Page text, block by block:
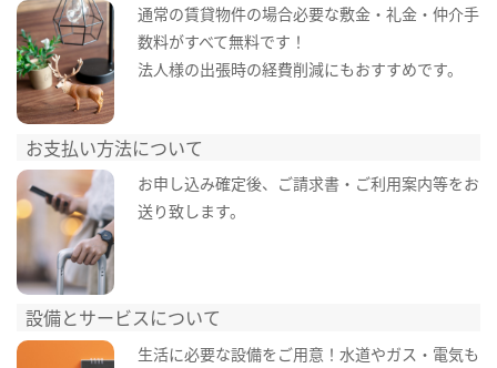
通常の賃貸物件の場合必要な敷金・礼金・仲介手
数料がすべて無料です！
法人様の出張時の経費削減にもおすすめです。
お支払い方法について
お申し込み確定後、ご請求書・ご利用案内等をお
送り致します。
設備とサービスについて
生活に必要な設備をご用意！水道やガス・電気も